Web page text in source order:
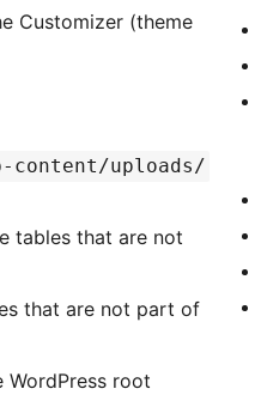
Customizer (theme
content/uploads/
tables that are not
that are not part of
root